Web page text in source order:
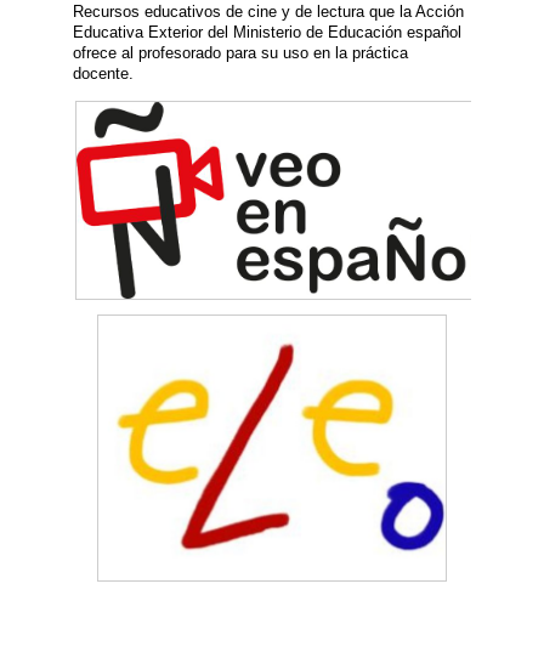
Recursos educativos de cine y de lectura que la Acción
Educativa Exterior del Ministerio de Educación español
ofrece al profesorado para su uso en la práctica
docente.